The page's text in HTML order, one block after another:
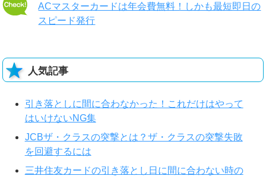
ACマスターカードは年会費無料！しかも最短即日の
スピード発行
人気記事
引き落としに間に合わなかった！これだけはやって
はいけないNG集
JCBザ・クラスの突撃とは？ザ・クラスの突撃失敗
を回避するには
三井住友カードの引き落とし日に間に合わない時の